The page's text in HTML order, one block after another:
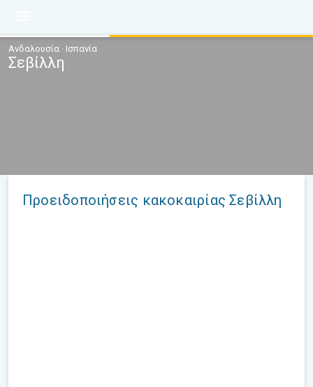
Ανδαλουσία · Ισπανία
Σεβίλλη
Προειδοποιήσεις κακοκαιρίας Σεβίλλη